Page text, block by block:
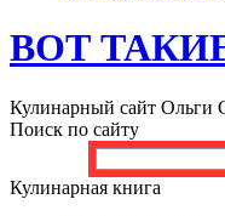
ВОТ
Кулинарный сайт Ольги
Поиск по сайту
Кулинарная книга